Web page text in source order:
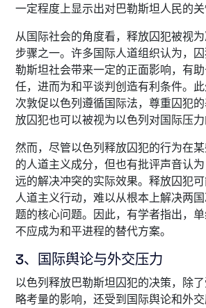
一定程度上显示出对巴勒斯坦人民的关
从国际社会的角度看，释放囚犯被视
步骤之一。许多国际人道组织认为，
勒斯坦社会带来一定的正面影响，有
任，进而为和平谈判创造有利条件。
次敦促以色列遵循国际法，尊重囚犯
放囚犯也可以被视为以色列对国际压力
然而，尽管以色列释放囚犯的行为在
的人道主义成分，但也有批评声音认
远的解决冲突的实际效果。释放囚犯
人道主义行动，难以从根本上解决两
题的核心问题。因此，有学者指出，
不应成为和平进程的替代方案。
3、国际舆论与外交压力
以色列释放巴勒斯坦囚犯的决策，除
略考量的影响，还受到国际舆论和外